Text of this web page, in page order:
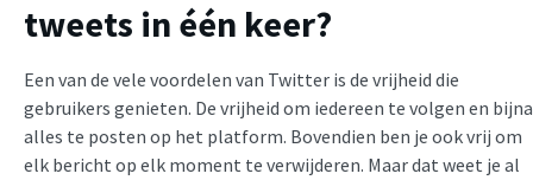
tweets in één keer?
Een van de vele voordelen van Twitter is de vrijheid die
gebruikers genieten. De vrijheid om iedereen te volgen en bijna
alles te posten op het platform. Bovendien ben je ook vrij om
elk bericht op elk moment te verwijderen. Maar dat weet je al